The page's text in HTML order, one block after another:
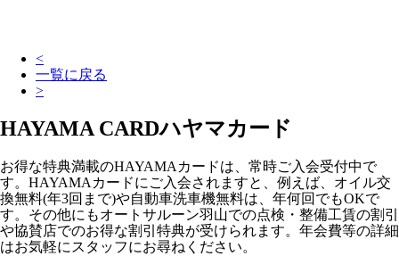
<
一覧に戻る
>
HAYAMA CARDハヤマカード
お得な特典満載のHAYAMAカードは、常時ご入会受付中で
す。HAYAMAカードにご入会されますと、例えば、オイル交
換無料(年3回まで)や自動車洗車機無料は、年何回でもOKで
す。その他にもオートサルーン羽山での点検・整備工賃の割引
や協賛店でのお得な割引特典が受けられます。年会費等の詳細
はお気軽にスタッフにお尋ねください。